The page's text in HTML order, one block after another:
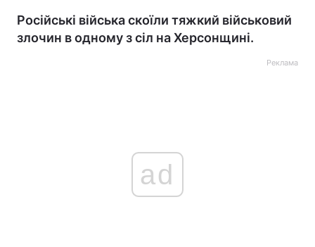
Російські війська скоїли тяжкий військовий
злочин в одному з сіл на Херсонщині.
Реклама
ad